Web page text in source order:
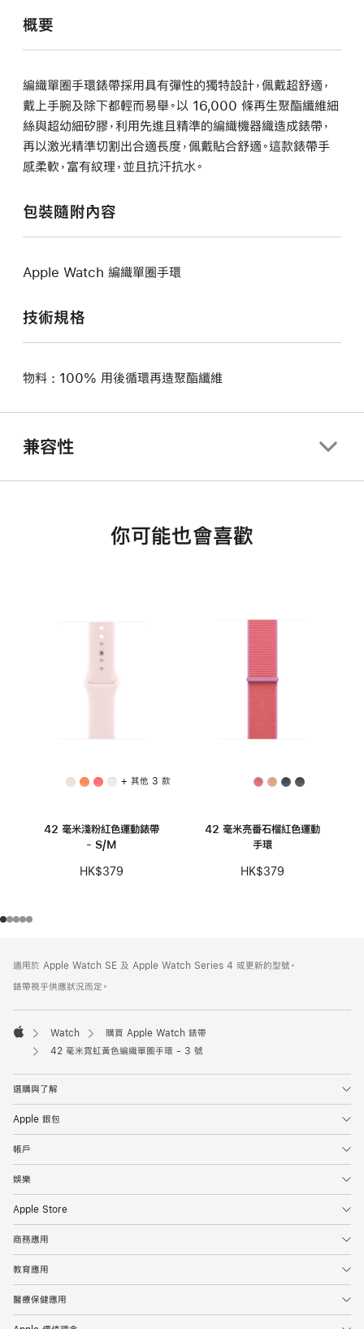
概要
編織單圈手環錶帶採用具有彈性的獨特設計，佩戴超舒適，
戴上手腕及除下都輕而易舉。以 16,000 條再生聚酯纖維細
絲與超幼細矽膠，利用先進且精準的編織機器織造成錶帶，
再以激光精準切割出合適長度，佩戴貼合舒適。這款錶帶手
感柔軟，富有紋理，並且抗汗抗水。
包裝隨附內容
Apple Watch 編織單圈手環
技術規格
物料 : 100% 用後循環再造聚酯纖維
兼容性
你可能也會喜歡
+ 其他 3 款
42 毫米淺粉紅色運動錶帶
- S/M
HK$379
42 毫米亮番石榴紅色運動
手環
HK$379
腳
腳
適用於 Apple Watch SE 及 Apple Watch Series 4 或更新的型號。
錶帶視乎供應狀況而定。
Apple
Watch
購買 Apple Watch 錶帶
42 毫米霓虹黃色編織單圈手環 - 3 號
選購與了解
Apple 銀包
帳戶
娛樂
Apple Store
商務應用
教育應用
醫療保健應用